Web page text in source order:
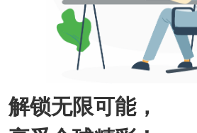
解锁无限可能，